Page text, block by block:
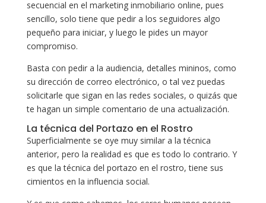
secuencial en el marketing inmobiliario online, pues
sencillo, solo tiene que pedir a los seguidores algo
pequeño para iniciar, y luego le pides un mayor
compromiso.
Basta con pedir a la audiencia, detalles mininos, como
su dirección de correo electrónico, o tal vez puedas
solicitarle que sigan en las redes sociales, o quizás que
te hagan un simple comentario de una actualización.
La técnica del Portazo en el Rostro
Superficialmente se oye muy similar a la técnica
anterior, pero la realidad es que es todo lo contrario. Y
es que la técnica del portazo en el rostro, tiene sus
cimientos en la influencia social.